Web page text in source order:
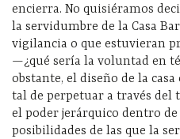
encierra. No quisiéramos
la servidumbre de la Casa
vigilancia o que estuvieran
—¿qué sería la voluntad en
obstante, el diseño de la
tal de perpetuar a través del
el poder jerárquico dentro
posibilidades de las que la